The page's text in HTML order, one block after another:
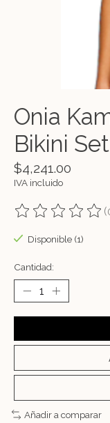
Onia
Bikini Set
$4,241.00
IVA incluido
The rating of this
Disponible (1)
Cantidad:
Añadir a comparar